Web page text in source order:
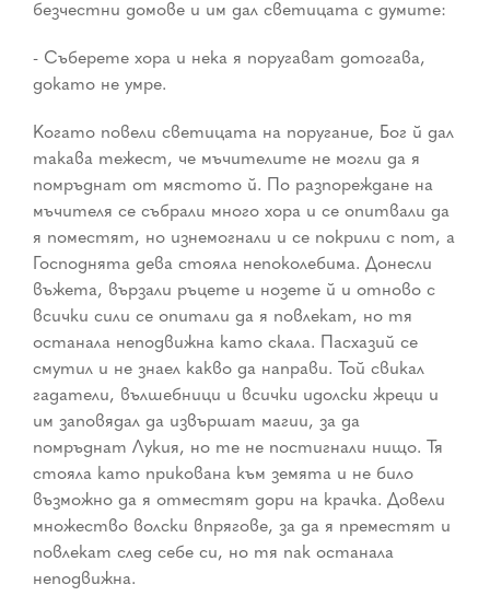
безчестни домове и им дал светицата с думите:
- Съберете хора и нека я поругават дотогава,
докато не умре.
Когато повели светицата на поругание, Бог й дал
такава тежест, че мъчителите не могли да я
помръднат от мястото й. По разпореждане на
мъчителя се събрали много хора и се опитвали да
я поместят, но изнемогнали и се покрили с пот, а
Господнята дева стояла непоколебима. Донесли
въжета, вързали ръцете и нозете й и отново с
всички сили се опитали да я повлекат, но тя
останала неподвижна като скала. Пасхазий се
смутил и не знаел какво да направи. Той свикал
гадатели, вълшебници и всички идолски жреци и
им заповядал да извършат магии, за да
помръднат Лукия, но те не постигнали нищо. Тя
стояла като прикована към земята и не било
възможно да я отместят дори на крачка. Довели
множество волски впрягове, за да я преместят и
повлекат след себе си, но тя пак останала
неподвижна.